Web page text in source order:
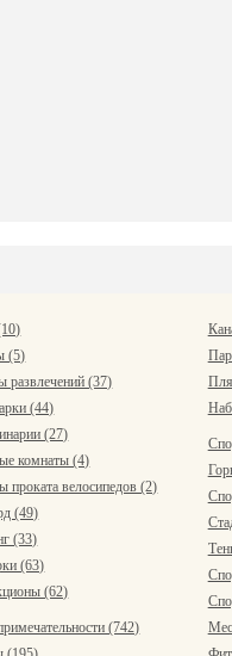
(5)
развлечений (37)
(44)
(27)
комнаты (4)
проката велосипедов (2)
(49)
(33)
(63)
(62)
(742)